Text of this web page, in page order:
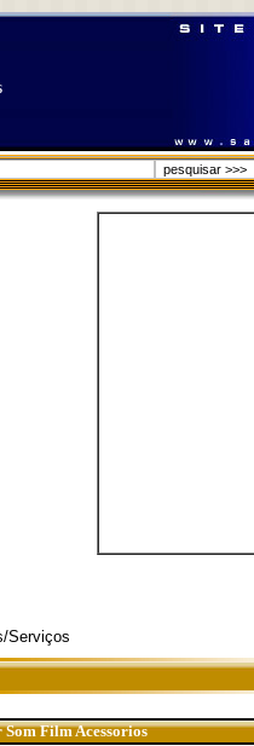
Serviços
Som Film Acessorios